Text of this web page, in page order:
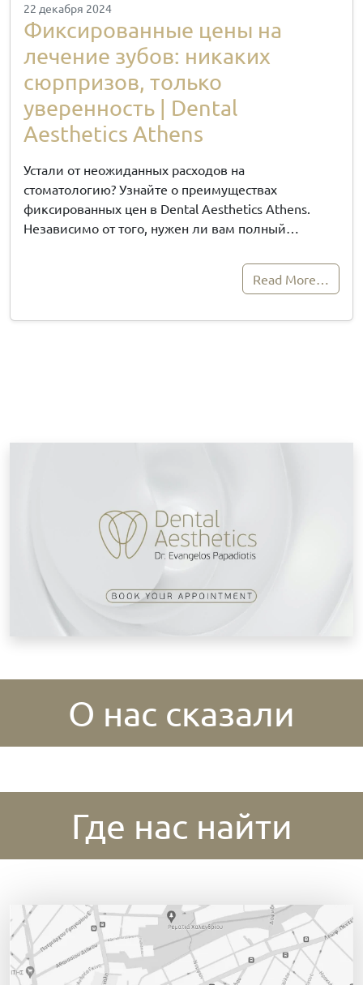
22 декабря 2024
Фиксированные цены на
лечение зубов: никаких
сюрпризов, только
уверенность | Dental
Aesthetics Athens
Устали от неожиданных расходов на
стоматологию? Узнайте о преимуществах
фиксированных цен в Dental Aesthetics Athens.
Независимо от того, нужен ли вам полный…
Read More…
О нас сказали
Где нас найти